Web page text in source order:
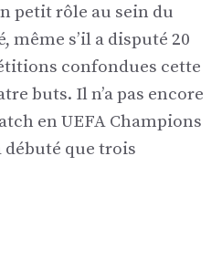
petit rôle au sein du
même s’il a disputé 20
confondues cette
buts. Il n’a pas encore
en UEFA Champions
débuté que trois